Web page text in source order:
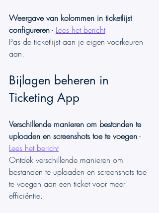
Weergave van kolommen in ticketlijst
configureren - Lees het bericht
Pas de ticketlijst aan je eigen voorkeuren
aan.
Bijlagen beheren in
Ticketing App
Verschillende manieren om bestanden te
uploaden en screenshots toe te voegen -
Lees het bericht
Ontdek verschillende manieren om
bestanden te uploaden en screenshots toe
te voegen aan een ticket voor meer
efficiëntie.